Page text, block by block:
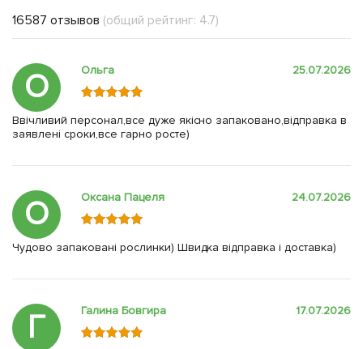
16587 отзывов (общий рейтинг: 4.7)
О Ольга 25.07.2026
Ввічливий персонал,все дуже якісно запаковано,відправка в
заявлені сроки,все гарно росте)
О Оксана Пацеля 24.07.2026
Чудово запаковані рослинки) Швидка відправка і доставка)
Г Галина Бовгира 17.07.2026